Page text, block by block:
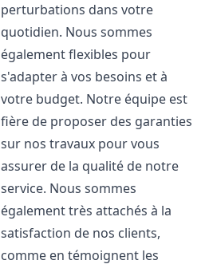
perturbations dans votre
quotidien. Nous sommes
également flexibles pour
s'adapter à vos besoins et à
votre budget. Notre équipe est
fière de proposer des garanties
sur nos travaux pour vous
assurer de la qualité de notre
service. Nous sommes
également très attachés à la
satisfaction de nos clients,
comme en témoignent les